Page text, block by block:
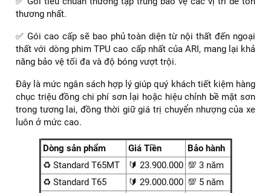
thương nhất.
✅ Gói cao cấp sẽ bao phủ toàn diện từ nội thất đến ngoại
thất với dòng phim TPU cao cấp nhất của ARI, mang lại khả
năng bảo vệ tối đa và độ bóng vượt trội.
Đây là mức ngân sách hợp lý giúp quý khách tiết kiệm hàng
chục triệu đồng chi phí sơn lại hoặc hiệu chỉnh bề mặt sơn
trong tương lai, đồng thời giữ giá trị chuyển nhượng của xe
luôn ở mức cao.
Dòng sản phẩm Giá Tiền
Bảo hành
♻️ Standard T65MT
🔰 23.900.000 💯 3 năm
♻️ Standard T65
🔰 29.000.000 💯 5 năm